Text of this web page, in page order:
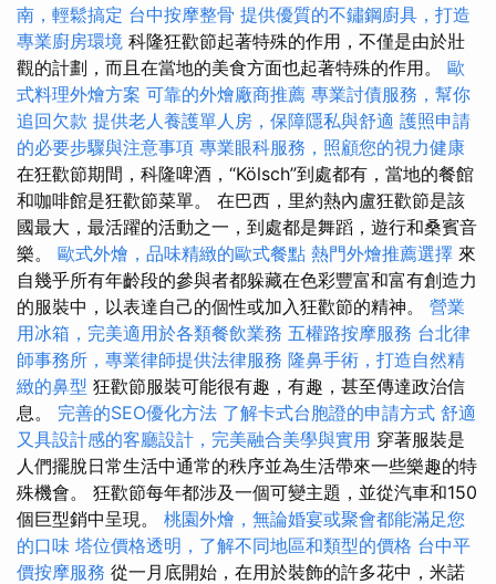
南，輕鬆搞定 台中按摩整骨 提供優質的不鏽鋼廚具，打造
專業廚房環境 科隆狂歡節起著特殊的作用，不僅是由於壯
觀的計劃，而且在當地的美食方面也起著特殊的作用。 歐
式料理外燴方案 可靠的外燴廠商推薦 專業討債服務，幫你
追回欠款 提供老人養護單人房，保障隱私與舒適 護照申請
的必要步驟與注意事項 專業眼科服務，照顧您的視力健康
在狂歡節期間，科隆啤酒，“Kölsch”到處都有，當地的餐館
和咖啡館是狂歡節菜單。 在巴西，里約熱內盧狂歡節是該
國最大，最活躍的活動之一，到處都是舞蹈，遊行和桑賓音
樂。 歐式外燴，品味精緻的歐式餐點 熱門外燴推薦選擇 來
自幾乎所有年齡段的參與者都躲藏在色彩豐富和富有創造力
的服裝中，以表達自己的個性或加入狂歡節的精神。 營業
用冰箱，完美適用於各類餐飲業務 五權路按摩服務 台北律
師事務所，專業律師提供法律服務 隆鼻手術，打造自然精
緻的鼻型 狂歡節服裝可能很有趣，有趣，甚至傳達政治信
息。 完善的SEO優化方法 了解卡式台胞證的申請方式 舒適
又具設計感的客廳設計，完美融合美學與實用 穿著服裝是
人們擺脫日常生活中通常的秩序並為生活帶來一些樂趣的特
殊機會。 狂歡節每年都涉及一個可變主題，並從汽車和150
個巨型銷中呈現。 桃園外燴，無論婚宴或聚會都能滿足您
的口味 塔位價格透明，了解不同地區和類型的價格 台中平
價按摩服務 從一月底開始，在用於裝飾的許多花中，米諾